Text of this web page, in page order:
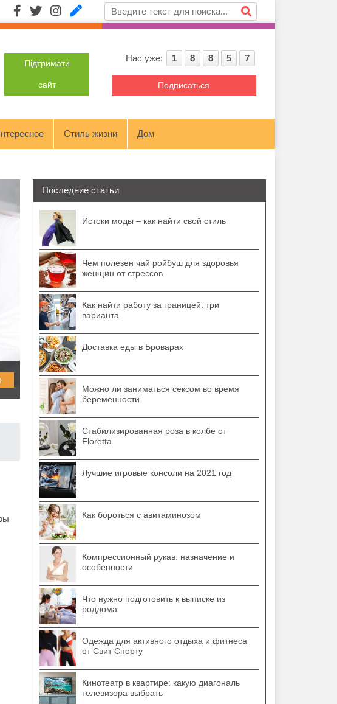
Підтримати
сайт
Нас уже: 1 8 8 5 7
Подписаться
Стиль жизни Дом
Последние статьи
Истоки моды – как найти свой стиль
Чем полезен чай ройбуш для здоровья
женщин от стрессов
Как найти работу за границей: три
варианта
Доставка еды в Броварах
Можно ли заниматься сексом во время
беременности
Стабилизированная роза в колбе от
Floretta
Лучшие игровые консоли на 2021 год
Как бороться с авитаминозом
Компрессионный рукав: назначение и
особенности
Что нужно подготовить к выписке из
роддома
Одежда для активного отдыха и фитнеса
от Свит Спорту
Кинотеатр в квартире: какую диагональ
телевизора выбрать